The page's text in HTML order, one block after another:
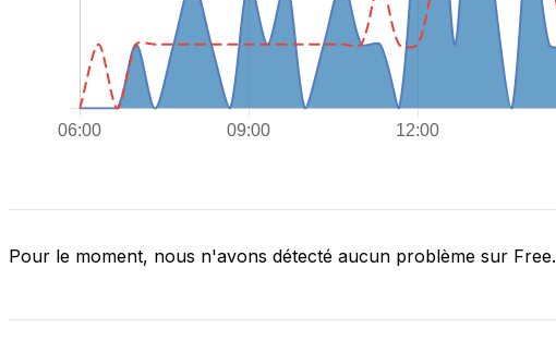
Pour le moment, nous n'avons détecté aucun problème sur Free.